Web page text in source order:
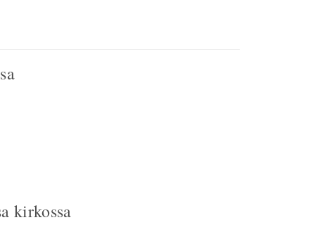
kirkossa